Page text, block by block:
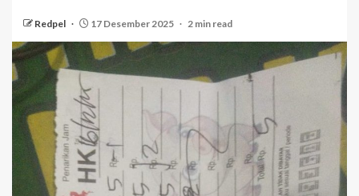
Redpel 17 Desember 2025 2 min read